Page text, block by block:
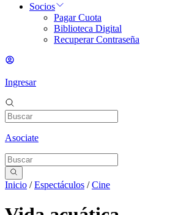
Socios
Pagar Cuota
Biblioteca Digital
Recuperar Contraseña
Ingresar
Asociate
Inicio /Espectáculos /Cine